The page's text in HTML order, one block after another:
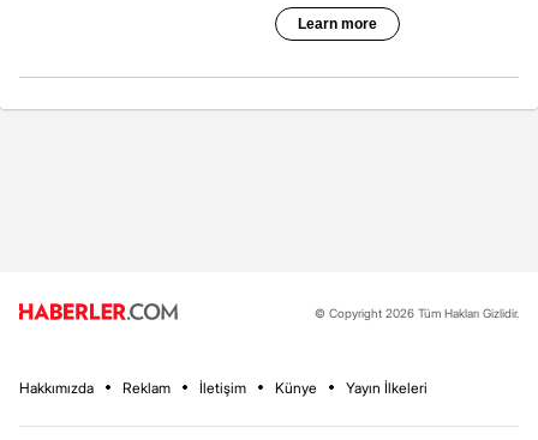
© Copyright 2026 Tüm Hakları Gizlidir.
Hakkımızda Reklam İletişim Künye Yayın İlkeleri